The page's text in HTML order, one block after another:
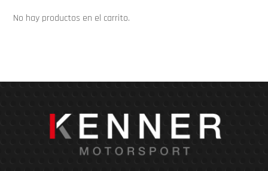
No hay productos en el carrito.